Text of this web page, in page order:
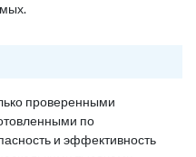
проверенными
по
и эффективность